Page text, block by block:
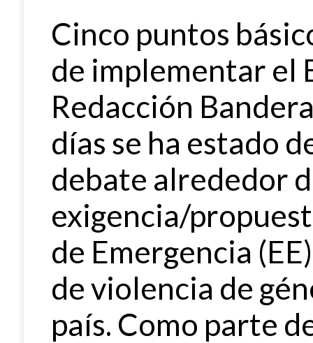
Cinco puntos
de implementar el
Redacción
días se ha estado
debate alrededor
exigencia/
de Emergencia
de violencia de
país. Como parte